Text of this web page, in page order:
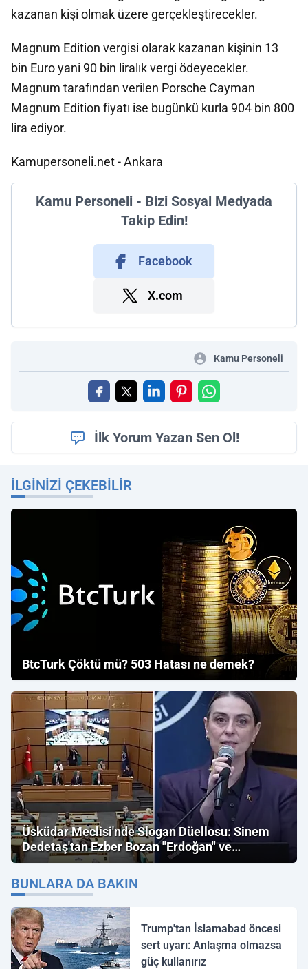
kazanan kişi olmak üzere gerçekleştirecekler.
Magnum Edition vergisi olarak kazanan kişinin 13
bin Euro yani 90 bin liralık vergi ödeyecekler.
Magnum tarafından verilen Porsche Cayman
Magnum Edition fiyatı ise bugünkü kurla 904 bin 800
lira ediyor.
Kamupersoneli.net - Ankara
Kamu Personeli - Bizi Sosyal Medyada
Takip Edin!
Facebook
X.com
Kamu Personeli
İlk Yorum Yazan Sen Ol!
İLGINIZI ÇEKEBILIR
BtcTurk Çöktü mü? 503 Hatası ne demek?
Üsküdar Meclisi'nde Slogan Düellosu: Sinem
Dedetaş'tan Ezber Bozan "Erdoğan" ve
"İmamoğlu" Çıkışı!
BUNLARA DA BAKIN
Trump'tan İslamabad öncesi
sert uyarı: Anlaşma olmazsa
güç kullanırız